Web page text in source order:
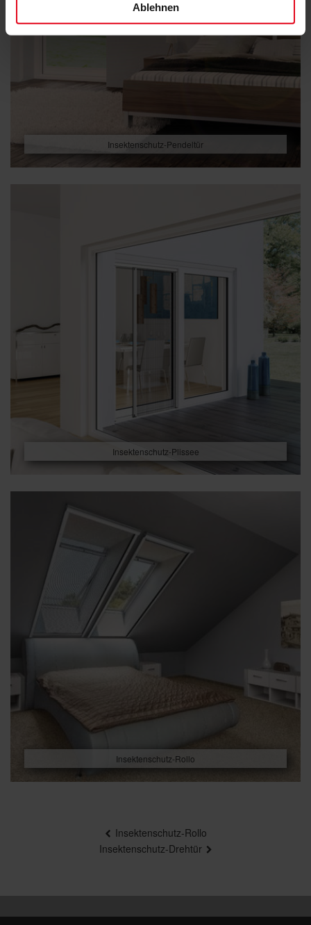
Ablehnen
Insektenschutz-Pendeltür
Insektenschutz-Plissee
Insektenschutz-Rollo
Insektenschutz-Rollo
Insektenschutz-Drehtür